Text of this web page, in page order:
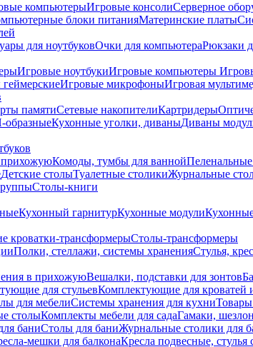
компьютерыИгровые консолиСерверное
блоки питанияМатеринские платы
для ноутбуковОчки для компьютераРюкзаки
Игровые ноутбукиИгровые компьютеры
Игровые микрофоныИгровая
памятиСетевые накопителиКартридеры
Кухонные уголки, диваныДиваны
Комоды, тумбы для ванной
Детские столыТуалетные столикиЖурнальные
Столы-книги
Кухонный гарнитурКухонные модули
кроватки-трансформерыСтолы-трансформеры
Полки, стеллажи, системы храненияСтулья,
в прихожуюВешалки, подставки для зонтов
для стульевКомплектующие для кроватей
для мебелиСистемы хранения для кухниТовары
столыКомплекты мебели для садаГамаки,
баниСтолы для баниЖурнальные столики для
мешки для балконаКресла подвесные, стулья